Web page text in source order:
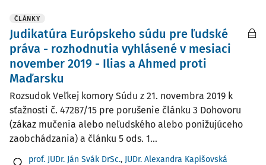
ČLÁNKY
Judikatúra Európskeho súdu pre ľudské
práva - rozhodnutia vyhlásené v mesiaci
november 2019 - Ilias a Ahmed proti
Maďarsku
Rozsudok Veľkej komory Súdu z 21. novembra 2019 k
sťažnosti č. 47287/15 pre porušenie článku 3 Dohovoru
(zákaz mučenia alebo neľudského alebo ponižujúceho
zaobchádzania) a článku 5 ods. 1...
prof. JUDr. Ján Svák DrSc., JUDr. Alexandra Kapišovská